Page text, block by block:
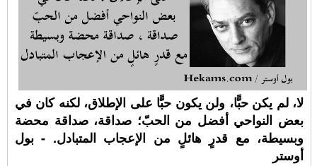
لا، لم يكن حبًّا، ولن يكون حبًّا على الإطلاق، لكنه كان في
بعض النواحي أفضل من الحبّ؛ صداقة، صداقة محضة
وبسيطة، مع قدرٍ هائلٍ من الإعجاب المتبادل. - بول
أوستر